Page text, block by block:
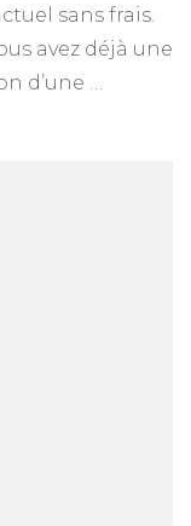
sans frais.
avez déjà une
d’une …